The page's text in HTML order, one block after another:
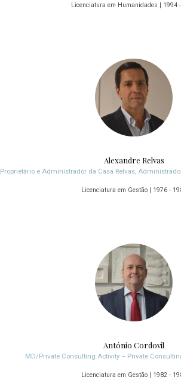
Licenciatura em Humanidades | 1994
Alexandre Relvas
Licenciatura em Gestão | 1976 -
António Cordovil
MD/Private Consulting Activity – Private
Licenciatura em Gestão | 1982 -